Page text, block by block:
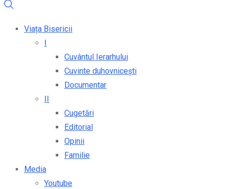
Viața Bisericii
Cuvântul Ierarhului
Cuvinte duhovnicești
Documentar
Cugetări
Editorial
Opinii
Familie
Media
Youtube